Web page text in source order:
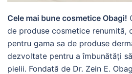
Cele mai bune cosmetice Obagi!
de produse cosmetice renumită,
pentru gama sa de produse
dezvoltate pentru a îmbunătăți
pielii. Fondată de Dr. Zein E.